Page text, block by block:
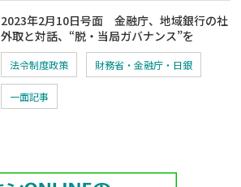
2023年2月10日号面 金融庁、地域銀行の社
外取と対話、“脱・当局ガバナンス”を
法令制度政策 財務省・金融庁・日銀
一面記事